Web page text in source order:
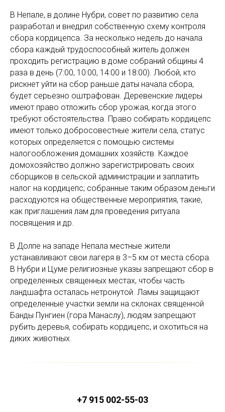
В Непале, в долине Нубри, совет по развитию села
разработал и внедрил собственную схему контроля
сбора кордицепса. За несколько недель до начала
сбора каждый трудоспособный житель должен
проходить регистрацию в доме собраний общины 4
раза в день (7:00, 10:00, 14:00 и 18:00). Любой, кто
рискнет уйти на сбор раньше даты начала сбора,
будет серьезно оштрафован. Деревенские лидеры
имеют право отложить сбор урожая, когда этого
требуют обстоятельства. Право собирать кордицепс
имеют только добросовестные жители села, статус
которых определяется с помощью системы
налогообложения домашних хозяйств. Каждое
домохозяйство должно зарегистрировать своих
сборщиков в сельской администрации и заплатить
налог на кордицепс; собранные таким образом деньги
расходуются на общественные мероприятия, такие,
как приглашения лам для проведения ритуала
посвящения и др.
В Долпе на западе Непала местные жители
устанавливают свои лагеря в 3–5 км от места сбора.
В Нубри и Цуме религиозные указы запрещают сбор в
определенных священных местах, чтобы часть
ландшафта осталась нетронутой. Ламы защищают
определенные участки земли на склонах священной
Банды Пунгиен (гора Манаслу), людям запрещают
рубить деревья, собирать кордицепс, и охотиться на
диких животных.
+7 915 002-55-03